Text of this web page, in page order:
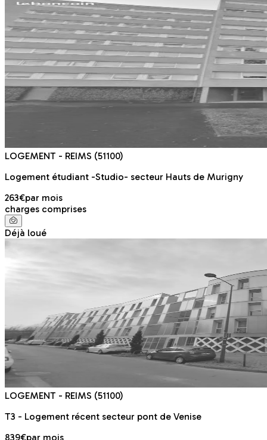
LOGEMENT - REIMS (51100)
Logement étudiant -Studio- secteur Hauts de Murigny
263€par mois
charges comprises
Déjà loué
LOGEMENT - REIMS (51100)
T3 - Logement récent secteur pont de Venise
839€par mois